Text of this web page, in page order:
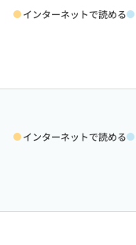
インターネットで読める
インターネットで読める